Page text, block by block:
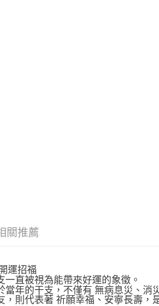
關推薦
運招福
一直被視為能帶來好運的象徵。
當年的干支，不僅有 無病息災、消
，則代表著 祈願幸福、安寧長壽，